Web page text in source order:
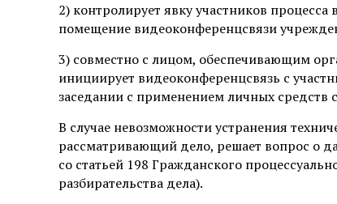
2) контролирует явку участников
помещение видеоконференцсвязи
3) совместно с лицом, обеспечивающим
инициирует видеоконференцсвязь с
заседании с применением личных средств
В случае невозможности устранения
рассматривающий дело, решает вопрос о
со статьей 198 Гражданского
разбирательства дела).